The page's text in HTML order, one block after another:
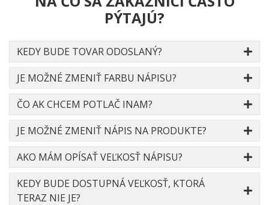
PÝTAJÚ?
KEDY BUDE TOVAR ODOSLANÝ?
JE MOŽNÉ ZMENIŤ FARBU NÁPISU?
ČO AK CHCEM POTLAČ INAM?
JE MOŽNÉ ZMENIŤ NÁPIS NA PRODUKTE?
AKO MÁM OPÍSAŤ VEĽKOSŤ NÁPISU?
KEDY BUDE DOSTUPNÁ VEĽKOSŤ, KTORÁ
TERAZ NIE JE?